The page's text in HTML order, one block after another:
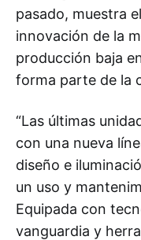
pasado, muestra
innovación de la
producción baja
forma parte de la
“Las últimas
con una nueva
diseño e
un uso y
Equipada con
vanguardia y